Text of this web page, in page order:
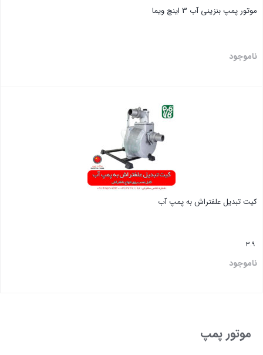
موتور پمپ بنزینی آب 3 اینچ ویما
ناموجود
کیت تبدیل علفتراش به پمپ آب
3.9
ناموجود
موتور پمپ